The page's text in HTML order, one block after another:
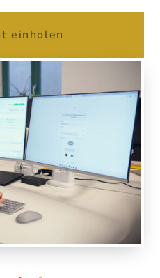
einholen